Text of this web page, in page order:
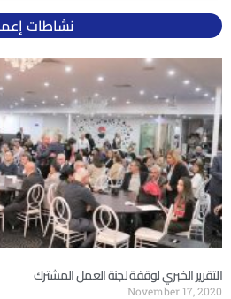
نشاطات
التقرير الخبري لوقفة لجنة العمل المشترك
November 17, 2020